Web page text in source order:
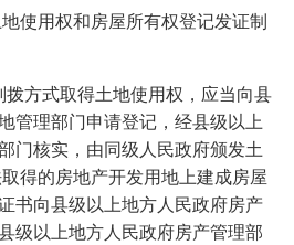
使用权和房屋所有权登记发证制
方式取得土地使用权，应当向县
管理部门申请登记，经县级以上
门核实，由同级人民政府颁发土
得的房地产开发用地上建成房屋
书向县级以上地方人民政府房产
级以上地方人民政府房产管理部